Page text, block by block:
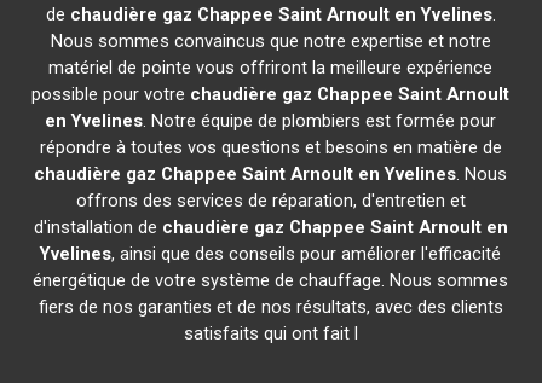
de chaudière gaz Chappee Saint Arnoult en Yvelines.
Nous sommes convaincus que notre expertise et notre
matériel de pointe vous offriront la meilleure expérience
possible pour votre chaudière gaz Chappee Saint Arnoult
en Yvelines. Notre équipe de plombiers est formée pour
répondre à toutes vos questions et besoins en matière de
chaudière gaz Chappee Saint Arnoult en Yvelines. Nous
offrons des services de réparation, d'entretien et
d'installation de chaudière gaz Chappee Saint Arnoult en
Yvelines, ainsi que des conseils pour améliorer l'efficacité
énergétique de votre système de chauffage. Nous sommes
fiers de nos garanties et de nos résultats, avec des clients
satisfaits qui ont fait l